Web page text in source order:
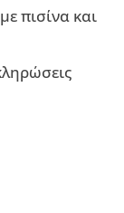
πισίνα και